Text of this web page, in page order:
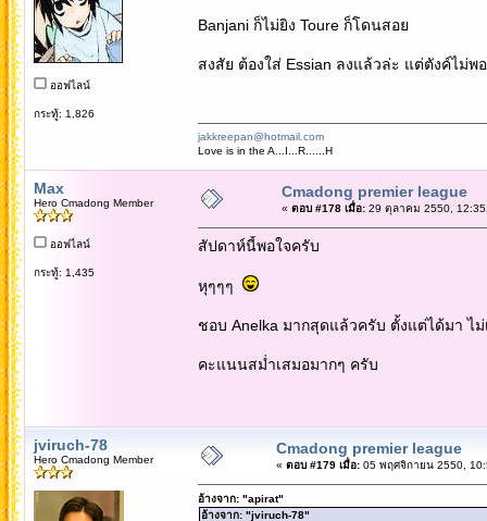
ออฟไลน์
กระทู้: 1,826
Banjani ก็ไม่ยิง Toure ก็โดนสอย
สงสัย ต้องใส่ Essian ลงแล้วล่ะ แต่ตังค์ไม่พอ
jakkreepan@hotmail.com
Love is in the A...I...R......H
Max
Hero Cmadong Member
ออฟไลน์
กระทู้: 1,435
Cmadong premier league
« ตอบ #178 เมื่อ:29 ตุลาคม 2550,
สัปดาห์นี้พอใจครับ
หุๆๆๆ
ชอบ Anelka มากสุดแล้วครับ ตั้งแต่ได้มา ไม่
คะแนนสม่ำเสมอมากๆ ครับ
jviruch-78
Hero Cmadong Member
Cmadong premier league
« ตอบ #179 เมื่อ:05 พฤศจิกายน 2550,
อ้างจาก: "apirat"
อ้างจาก: "jviruch-78"